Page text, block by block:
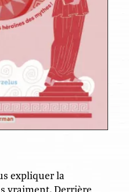
expliquer la